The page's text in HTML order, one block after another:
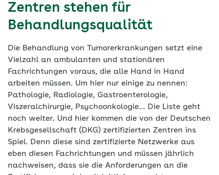
Zentren stehen für
Behandlungsqualität
Die Behandlung von Tumorerkrankungen setzt eine
Vielzahl an ambulanten und stationären
Fachrichtungen voraus, die alle Hand in Hand
arbeiten müssen. Um hier nur einige zu nennen:
Pathologie, Radiologie, Gastroenterologie,
Viszeralchirurgie, Psychoonkologie… Die Liste geht
noch weiter. Und hier kommen die von der Deutschen
Krebsgesellschaft (DKG) zertifizierten Zentren ins
Spiel. Denn diese sind zertifizierte Netzwerke aus
eben diesen Fachrichtungen und müssen jährlich
nachweisen, dass sie die Anforderungen an die